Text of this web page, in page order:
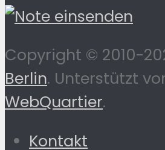
Copyright © 2010-
Berlin. Unterstützt
WebQuartier.
Kontakt